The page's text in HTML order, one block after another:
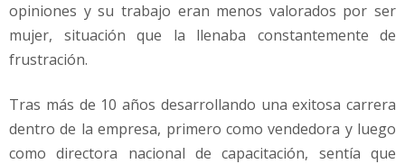
opiniones y su trabajo eran menos valorados por ser
mujer, situación que la llenaba constantemente de
frustración.
Tras más de 10 años desarrollando una exitosa carrera
dentro de la empresa, primero como vendedora y luego
como directora nacional de capacitación, sentía que